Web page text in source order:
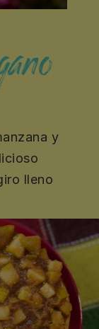
y
lleno